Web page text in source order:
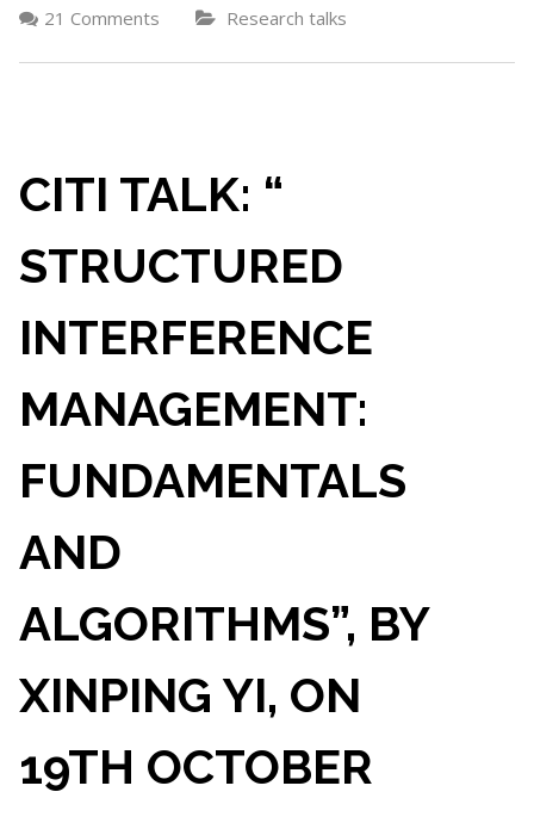
21 Comments Research talks
CITI TALK: “​​
STRUCTURED
INTERFERENCE
MANAGEMENT:
FUNDAMENTALS
AND
ALGORITHMS”, BY
XINPING YI, ON
19TH OCTOBER